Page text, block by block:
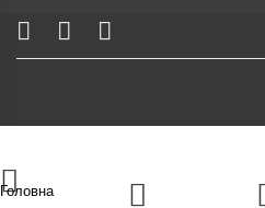
Головна